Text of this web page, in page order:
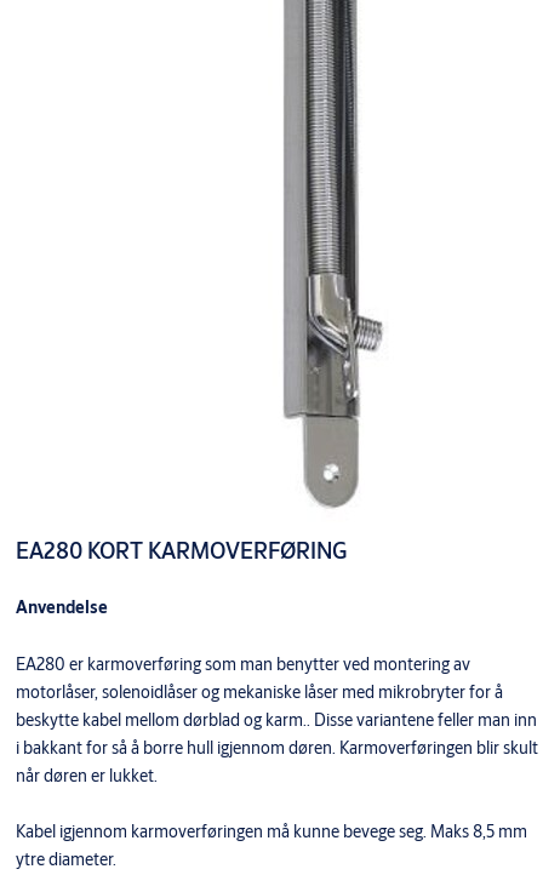
EA280 KORT KARMOVERFØRING
Anvendelse
EA280 er karmoverføring som man benytter ved montering av
motorlåser, solenoidlåser og mekaniske låser med mikrobryter for å
beskytte kabel mellom dørblad og karm.. Disse variantene feller man inn
i bakkant for så å borre hull igjennom døren. Karmoverføringen blir skult
når døren er lukket.
Kabel igjennom karmoverføringen må kunne bevege seg. Maks 8,5 mm
ytre diameter.